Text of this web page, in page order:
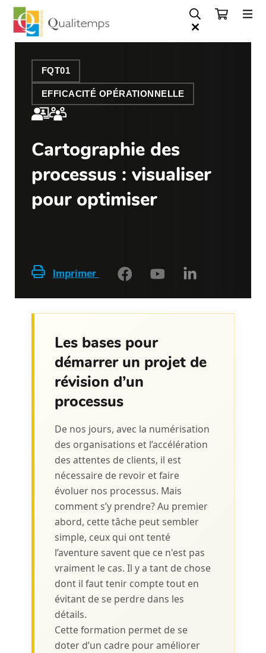
FQT01
EFFICACITÉ OPÉRATIONNELLE
Cartographie des
processus : visualiser
pour optimiser
Imprimer
Les bases pour
démarrer un projet de
révision d’un
processus
De nos jours, avec la numérisation
des organisations et l’accélération
des attentes de clients, il est
nécessaire de revoir et faire
évoluer nos processus. Mais
comment s’y prendre? Au premier
abord, cette tâche peut sembler
simple, ceux qui ont tenté
l’aventure savent que ce n'est pas
vraiment le cas. Il y a tant de chose
dont il faut tenir compte tout en
évitant de se perdre dans les
détails.
Cette formation permet de se
doter d’un cadre pour améliorer